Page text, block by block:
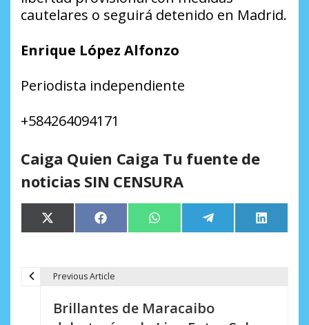
cautelares o seguirá detenido en Madrid.
Enrique López Alfonzo
Periodista independiente
+584264094171
Caiga Quien Caiga Tu fuente de
noticias SIN CENSURA
Compartir
en
X
(Twitter)
Compartir
en
Facebook Compartir
en
WhatsApp Compartir
en
Telegram
en
LinkedIn
Previous Article
Brillantes de Maracaibo